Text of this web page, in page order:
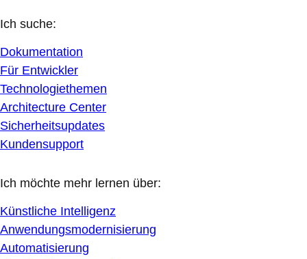
Ich suche:
Dokumentation
Für Entwickler
Technologiethemen
Architecture Center
Sicherheitsupdates
Kundensupport
Ich möchte mehr lernen über:
Künstliche Intelligenz
Anwendungsmodernisierung
Automatisierung